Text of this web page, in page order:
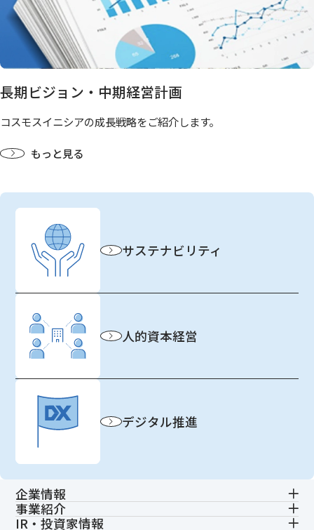
長期ビジョン・中期経営計画
コスモスイニシアの成長戦略をご紹介します。
もっと見る
サステナビリティ
人的資本経営
デジタル推進
企業情報
事業紹介
IR・投資家情報